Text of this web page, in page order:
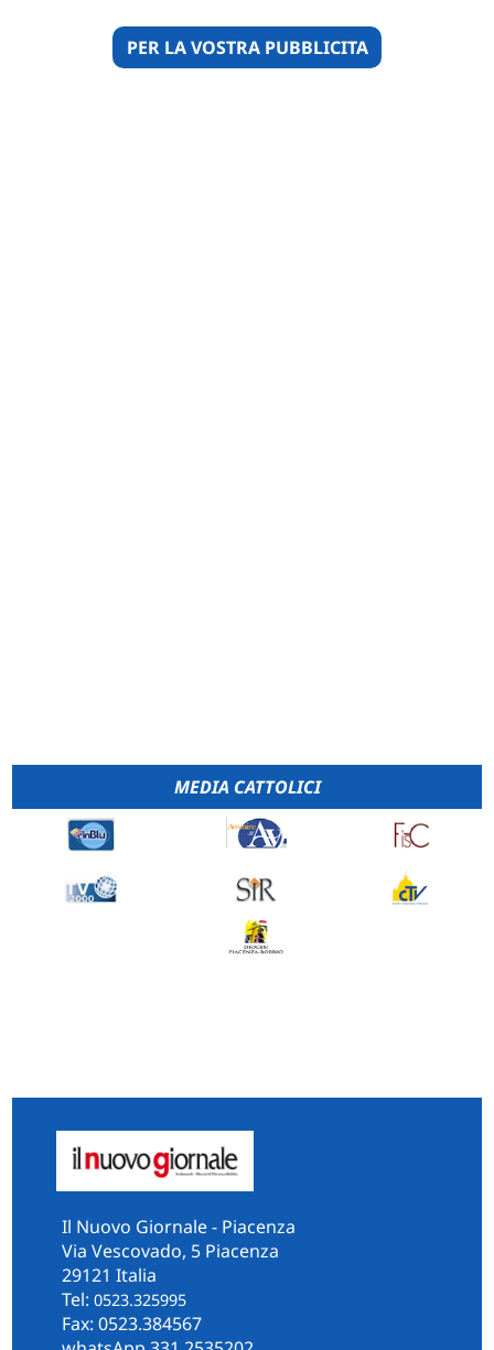
PER LA VOSTRA PUBBLICITA
MEDIA CATTOLICI
Il Nuovo Giornale - Piacenza
Via Vescovado, 5 Piacenza
29121 Italia
Tel: 0523.325995
Fax: 0523.384567